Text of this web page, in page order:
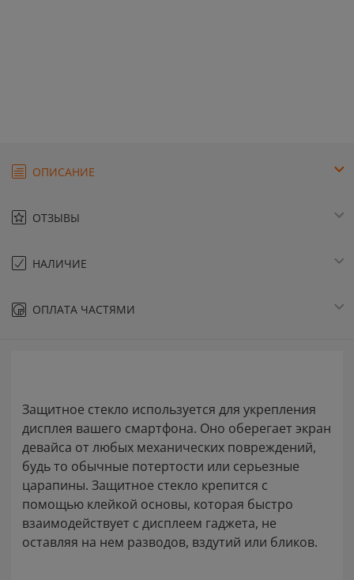
ОПИСАНИЕ
ОТЗЫВЫ
НАЛИЧИЕ
ОПЛАТА ЧАСТЯМИ
Защитное стекло используется для укрепления
дисплея вашего смартфона. Оно оберегает экран
девайса от любых механических повреждений,
будь то обычные потертости или серьезные
царапины. Защитное стекло крепится с
помощью клейкой основы, которая быстро
взаимодействует с дисплеем гаджета, не
оставляя на нем разводов, вздутий или бликов.